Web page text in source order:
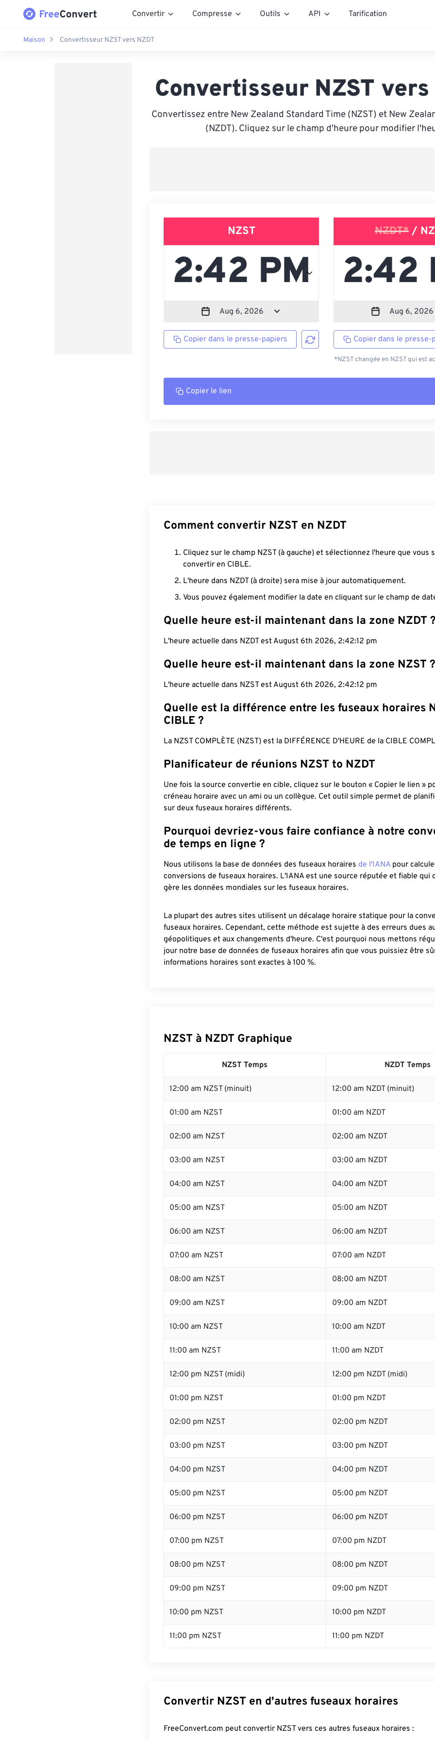
Convertir Compresse Outils API Tarification
Maison Convertisseur NZST vers NZDT
Convertisseur NZST vers
Convertissez entre New Zealand Standard Time (NZST) et New
(NZDT). Cliquez sur le champ d'heure pour modifier
NZST
Copier dans le presse-papiers
NZDT*/
Copier dans le presse-
*NZST changée en NZST qui est
Copier le lien
Comment convertir NZST en NZDT
Cliquez sur le champ NZST (à gauche) et sélectionnez l'heure que vous
convertir en CIBLE.
L'heure dans NZDT (à droite) sera mise à jour automatiquement.
Vous pouvez également modifier la date en cliquant sur le champ de
Quelle heure est-il maintenant dans la zone NZDT ?
L'heure actuelle dans NZDT est August 6th 2026, 2:42:12 pm
Quelle heure est-il maintenant dans la zone NZST ?
L'heure actuelle dans NZST est August 6th 2026, 2:42:12 pm
Quelle est la différence entre les fuseaux horaires
CIBLE ?
La NZST COMPLÈTE (NZST) est la DIFFÉRENCE D'HEURE de la CIBLE
Planificateur de réunions NZST to NZDT
Une fois la source convertie en cible, cliquez sur le bouton « Copier le lien »
créneau horaire avec un ami ou un collègue. Cet outil simple permet de
sur deux fuseaux horaires différents.
Pourquoi devriez-vous faire confiance à notre
de temps en ligne ?
Nous utilisons la base de données des fuseaux horaires de l'IANA pour
conversions de fuseaux horaires. L'IANA est une source réputée et fiable qui
gère les données mondiales sur les fuseaux horaires.
La plupart des autres sites utilisent un décalage horaire statique pour la
fuseaux horaires. Cependant, cette méthode est sujette à des erreurs dues
géopolitiques et aux changements d'heure. C'est pourquoi nous mettons
jour notre base de données de fuseaux horaires afin que vous puissiez être
informations horaires sont exactes à 100 %.
NZST à NZDT Graphique
NZST Temps NZDT Temps
12:00 am NZST (minuit) 12:00 am NZDT (minuit)
01:00 am NZST 01:00 am NZDT
02:00 am NZST 02:00 am NZDT
03:00 am NZST 03:00 am NZDT
04:00 am NZST 04:00 am NZDT
05:00 am NZST 05:00 am NZDT
06:00 am NZST 06:00 am NZDT
07:00 am NZST 07:00 am NZDT
08:00 am NZST 08:00 am NZDT
09:00 am NZST 09:00 am NZDT
10:00 am NZST 10:00 am NZDT
11:00 am NZST 11:00 am NZDT
12:00 pm NZST (midi) 12:00 pm NZDT (midi)
01:00 pm NZST 01:00 pm NZDT
02:00 pm NZST 02:00 pm NZDT
03:00 pm NZST 03:00 pm NZDT
04:00 pm NZST 04:00 pm NZDT
05:00 pm NZST 05:00 pm NZDT
06:00 pm NZST 06:00 pm NZDT
07:00 pm NZST 07:00 pm NZDT
08:00 pm NZST 08:00 pm NZDT
09:00 pm NZST 09:00 pm NZDT
10:00 pm NZST 10:00 pm NZDT
11:00 pm NZST 11:00 pm NZDT
Convertir NZST en d'autres fuseaux horaires
FreeConvert.com peut convertir NZST vers ces autres fuseaux horaires :